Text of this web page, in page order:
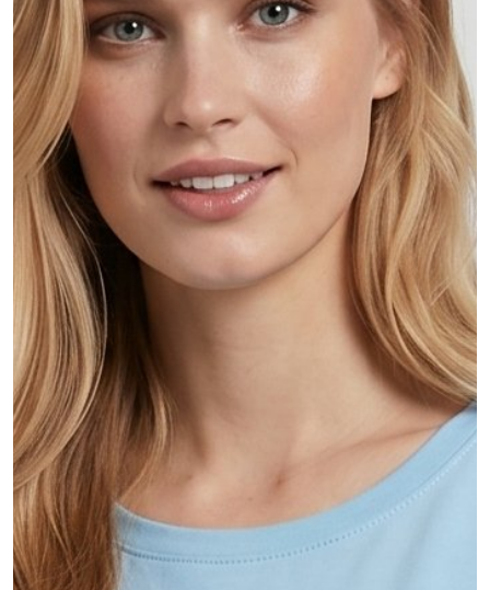
MŮJ ÚČET
Jazyk
Měnová jednotka